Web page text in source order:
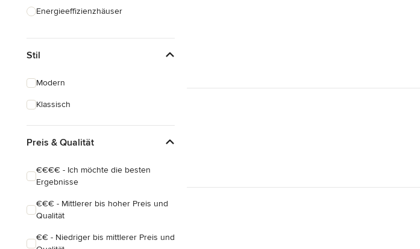
Energieeffizienzhäuser
Garagenbau
Alle anzeigen
Stil
Modern
Klassisch
Preis & Qualität
€€€€ - Ich möchte die besten
Ergebnisse
€€€ - Mittlerer bis hoher Preis und
Qualität
€€ - Niedriger bis mittlerer Preis und